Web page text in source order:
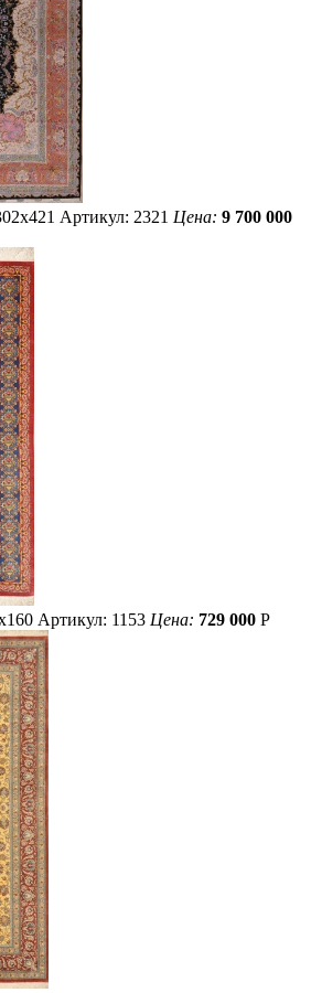
Артикул: 2321 Цена: 9 700 000
Артикул: 1153 Цена: 729 000 Р